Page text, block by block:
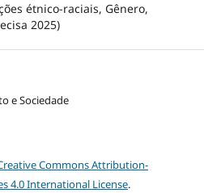
étnico-raciais, Gênero,
2025)
e Sociedade
Commons Attribution-
4.0 International License.